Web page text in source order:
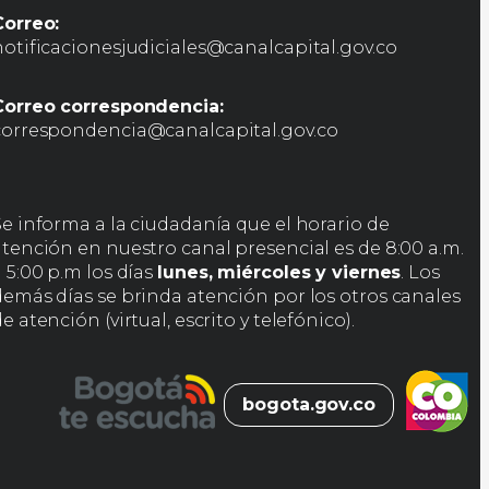
correspondencia:
informa a la ciudadanía que el horario de
en nuestro canal presencial es de 8:00 a.m.
5:00 p.m los días lunes, miércoles y viernes. Los
días se brinda atención por los otros canales
atención (virtual, escrito y telefónico).
bogota.gov.co